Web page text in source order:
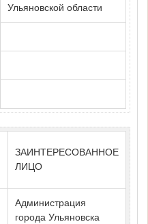
Ульяновской области
ЗАИНТЕРЕСОВАННОЕ
ЛИЦО
Администрация
города Ульяновска